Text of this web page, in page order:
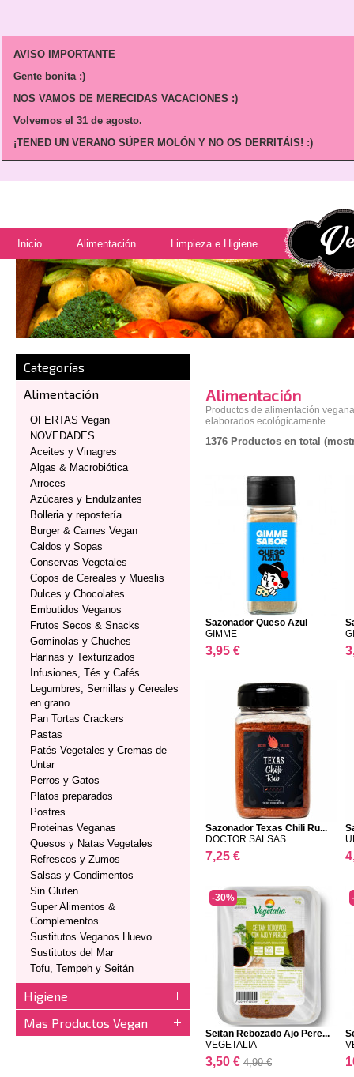
AVISO IMPORTANTE
Gente bonita :)
NOS VAMOS DE MERECIDAS VACACIONES :)
Volvemos el 31 de agosto.
¡TENED UN VERANO SÚPER MOLÓN Y NO OS DERRITÁIS! :)
Inicio Alimentación Limpieza e Higiene
Categorías
Alimentación
OFERTAS Vegan
NOVEDADES
Aceites y Vinagres
Algas & Macrobiótica
Arroces
Azúcares y Endulzantes
Bolleria y repostería
Burger & Carnes Vegan
Caldos y Sopas
Conservas Vegetales
Copos de Cereales y Mueslis
Dulces y Chocolates
Embutidos Veganos
Frutos Secos & Snacks
Gominolas y Chuches
Harinas y Texturizados
Infusiones, Tés y Cafés
Legumbres, Semillas y Cereales
en grano
Pan Tortas Crackers
Pastas
Patés Vegetales y Cremas de
Untar
Perros y Gatos
Platos preparados
Postres
Proteinas Veganas
Quesos y Natas Vegetales
Refrescos y Zumos
Salsas y Condimentos
Sin Gluten
Super Alimentos &
Complementos
Sustitutos Veganos Huevo
Sustitutos del Mar
Tofu, Tempeh y Seitán
Higiene
Mas Productos Vegan
Alimentación
Productos de alimentación
elaborados ecológicamente.
1376 Productos en total
Sazonador Queso Azul
GIMME
3,95 €
Sazonador Texas Chili Ru...
DOCTOR SALSAS
7,25 €
Seitan Rebozado Ajo Pere...
VEGETALIA
3,50 € 4,99 €
-30%